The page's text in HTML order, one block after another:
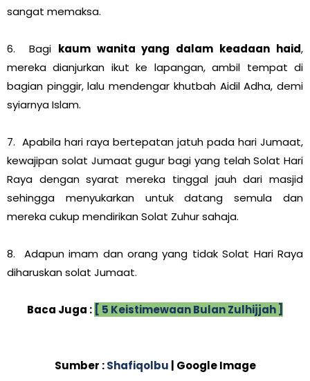
sangat memaksa.
6. Bagi kaum wanita yang dalam keadaan haid,
mereka dianjurkan ikut ke lapangan, ambil tempat di
bagian pinggir, lalu mendengar khutbah Aidil Adha, demi
syiarnya Islam.
7. Apabila hari raya bertepatan jatuh pada hari Jumaat,
kewajipan solat Jumaat gugur bagi yang telah Solat Hari
Raya dengan syarat mereka tinggal jauh dari masjid
sehingga menyukarkan untuk datang semula dan
mereka cukup mendirikan Solat Zuhur sahaja.
8. Adapun imam dan orang yang tidak Solat Hari Raya
diharuskan solat Jumaat.
Baca Juga : [ 5 Keistimewaan Bulan Zulhijjah ]
Sumber :Shafiqolbu | Google Image